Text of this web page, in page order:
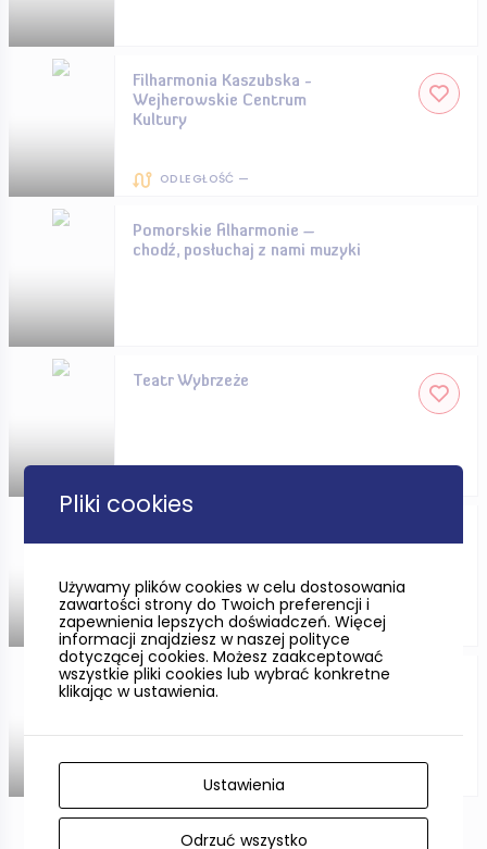
Filharmonia Kaszubska -
Wejherowskie Centrum
Kultury
ODLEGŁOŚĆ —
Pomorskie filharmonie –
chodź, posłuchaj z nami muzyki
Teatr Wybrzeże
ODLEGŁOŚĆ —
Teatr Muzyczny im. Danuty
Baduszkowej w Gdyni
ODLEGŁOŚĆ —
Pliki cookies
Używamy plików cookies w celu dostosowania
zawartości strony do Twoich preferencji i
zapewnienia lepszych doświadczeń. Więcej
informacji znajdziesz w naszej polityce
dotyczącej cookies. Możesz zaakceptować
wszystkie pliki cookies lub wybrać konkretne
klikając w ustawienia.
Ustawienia
Odrzuć wszystko